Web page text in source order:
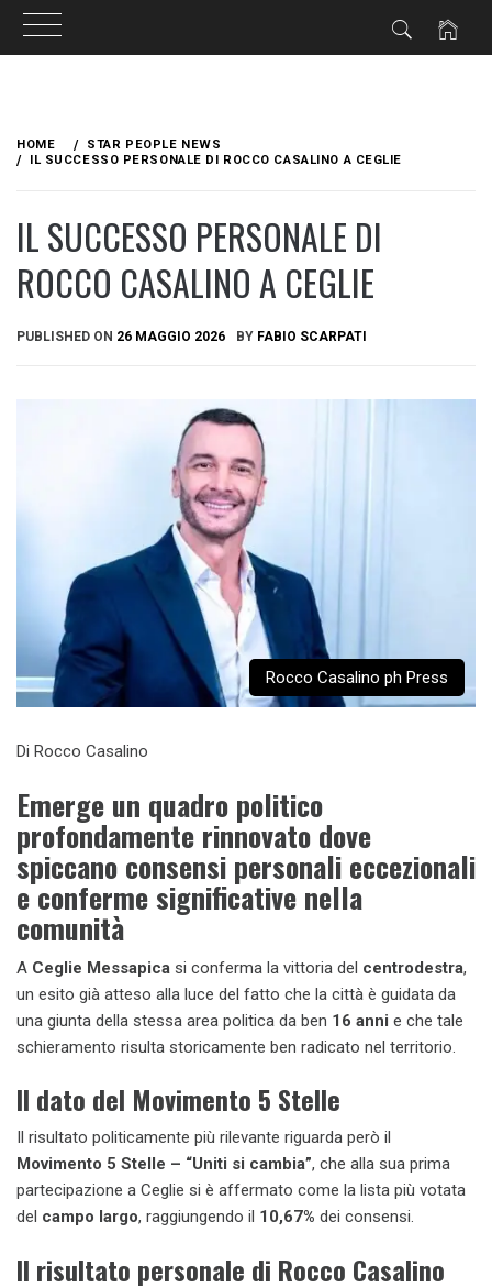
content
HOME
STAR PEOPLE NEWS
IL SUCCESSO PERSONALE DI ROCCO CASALINO A CEGLIE
IL SUCCESSO PERSONALE DI
ROCCO CASALINO A CEGLIE
PUBLISHED ON 26 MAGGIO 2026 BY FABIO SCARPATI
Rocco Casalino ph Press
Di Rocco Casalino
Emerge un quadro politico
profondamente rinnovato dove
spiccano consensi personali eccezionali
e conferme significative nella
comunità
A Ceglie Messapica si conferma la vittoria del centrodestra,
un esito già atteso alla luce del fatto che la città è guidata da
una giunta della stessa area politica da ben 16 anni e che tale
schieramento risulta storicamente ben radicato nel territorio.
Il dato del Movimento 5 Stelle
Il risultato politicamente più rilevante riguarda però il
Movimento 5 Stelle – “Uniti si cambia”, che alla sua prima
partecipazione a Ceglie si è affermato come la lista più votata
del campo largo, raggiungendo il 10,67% dei consensi.
Il risultato personale di Rocco Casalino